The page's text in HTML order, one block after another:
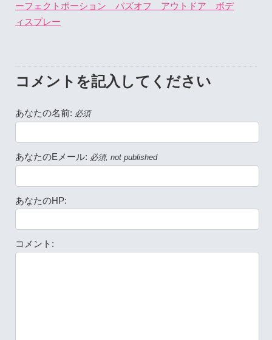
ーフェクトポーション バズオフ アウトドア ボデ
ィスプレー
コメントを記入してください
あなたの名前: 必須
あなたのEメール: 必須, not published
あなたのHP:
コメント: